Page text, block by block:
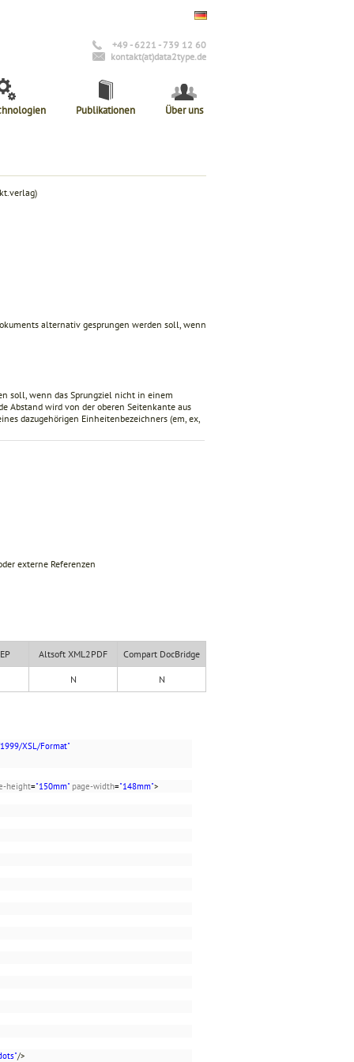
+49 - 6221 - 739 12 60
kontakt(at)data2type.de
Publikationen Über uns
alternativ gesprungen werden soll, wenn
soll, wenn das Sprungziel nicht in einem
Abstand wird von der oberen Seitenkante aus
dazugehörigen Einheitenbezeichners (em, ex,
externe Referenzen
Altsoft XML2PDF Compart DocBridge
N N
XSL/Format"
height="150mm" page-width="148mm">
/>